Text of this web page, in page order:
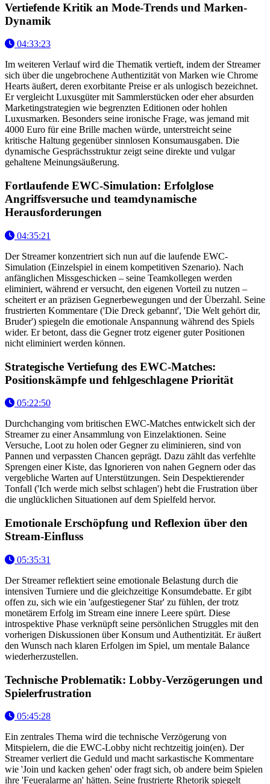
Vertiefende Kritik an Mode-Trends und Marken-
Dynamik
04:33:23
Im weiteren Verlauf wird die Thematik vertieft, indem der Streamer
sich über die ungebrochene Authentizität von Marken wie Chrome
Hearts äußert, deren exorbitante Preise er als unlogisch bezeichnet.
Er vergleicht Luxusgüter mit Sammlerstücken oder eher absurden
Marketingstrategien wie begrenzten Editionen oder hohlen
Luxusmarken. Besonders seine ironische Frage, was jemand mit
4000 Euro für eine Brille machen würde, unterstreicht seine
kritische Haltung gegenüber sinnlosen Konsumausgaben. Die
dynamische Gesprächsstruktur zeigt seine direkte und vulgar
gehaltene Meinungsäußerung.
Fortlaufende EWC-Simulation: Erfolglose
Angriffsversuche und teamdynamische
Herausforderungen
04:35:21
Der Streamer konzentriert sich nun auf die laufende EWC-
Simulation (Einzelspiel in einem kompetitiven Szenario). Nach
anfänglichen Missgeschicken – seine Teamkollegen werden
eliminiert, während er versucht, den eigenen Vorteil zu nutzen –
scheitert er an präzisen Gegnerbewegungen und der Überzahl. Seine
frustrierten Kommentare ('Die Dreck gebannt', 'Die Welt gehört dir,
Bruder') spiegeln die emotionale Anspannung während des Spiels
wider. Er betont, dass die Gegner trotz eigener guter Positionen
nicht eliminiert werden können.
Strategische Vertiefung des EWC-Matches:
Positionskämpfe und fehlgeschlagene Priorität
05:22:50
Durchchanging vom britischen EWC-Matches entwickelt sich der
Streamer zu einer Ansammlung von Einzelaktionen. Seine
Versuche, Loot zu holen oder Gegner zu eliminieren, sind von
Pannen und verpassten Chancen geprägt. Dazu zählt das verfehlte
Sprengen einer Kiste, das Ignorieren von nahen Gegnern oder das
vergebliche Warten auf Unterstützungen. Sein Despektierender
Tonfall ('Ich werde mich selbst schlagen') hebt die Frustration über
die unglücklichen Situationen auf dem Spielfeld hervor.
Emotionale Erschöpfung und Reflexion über den
Stream-Einfluss
05:35:31
Der Streamer reflektiert seine emotionale Belastung durch die
intensiven Turniere und die gleichzeitige Konsumdebatte. Er gibt
offen zu, sich wie ein 'aufgestiegener Star' zu fühlen, der trotz
monetärem Erfolg im Stream eine innere Leere spürt. Diese
introspektive Phase verknüpft seine persönlichen Struggles mit den
vorherigen Diskussionen über Konsum und Authentizität. Er äußert
den Wunsch nach klaren Erfolgen im Spiel, um mentale Balance
wiederherzustellen.
Technische Problematik: Lobby-Verzögerungen und
Spielerfrustration
05:45:28
Ein zentrales Thema wird die technische Verzögerung von
Mitspielern, die die EWC-Lobby nicht rechtzeitig join(en). Der
Streamer verliert die Geduld und macht sarkastische Kommentare
wie 'Join und kacken gehen' oder fragt sich, ob andere beim Spielen
ihre 'Feueralarme an' hätten. Seine frustrierte Rhetorik spiegelt